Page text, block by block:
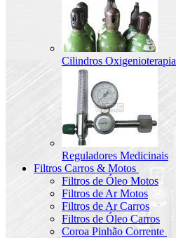
Cilindros Oxigenioterapia
Reguladores Medicinais
Filtros Carros & Motos
Filtros de Óleo Motos
Filtros de Ar Motos
Filtros de Ar Carros
Filtros de Óleo Carros
Coroa Pinhão Corrente